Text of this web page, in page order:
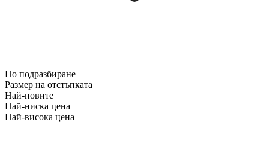
По подразбиране
Размер на отстъпката
Най-новите
Най-ниска цена
Най-висока цена